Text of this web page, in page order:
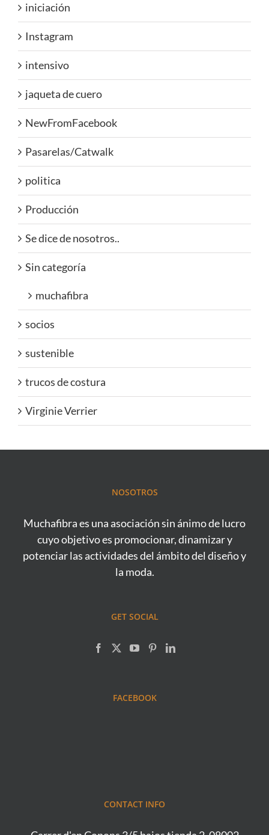
iniciación
Instagram
intensivo
jaqueta de cuero
NewFromFacebook
Pasarelas/Catwalk
politica
Producción
Se dice de nosotros..
Sin categoría
muchafibra
socios
sustenible
trucos de costura
Virginie Verrier
NOSOTROS
Muchafibra es una asociación sin ánimo de lucro
cuyo objetivo es promocionar, dinamizar y
potenciar las actividades del ámbito del diseño y
la moda.
GET SOCIAL
FACEBOOK
CONTACT INFO